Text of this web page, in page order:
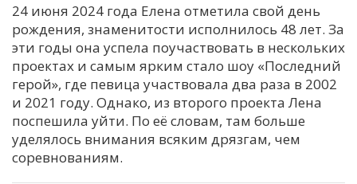
24 июня 2024 года Елена отметила свой день
рождения, знаменитости исполнилось 48 лет. За
эти годы она успела поучаствовать в нескольких
проектах и самым ярким стало шоу «Последний
герой», где певица участвовала два раза в 2002
и 2021 году. Однако, из второго проекта Лена
поспешила уйти. По её словам, там больше
уделялось внимания всяким дрязгам, чем
соревнованиям.